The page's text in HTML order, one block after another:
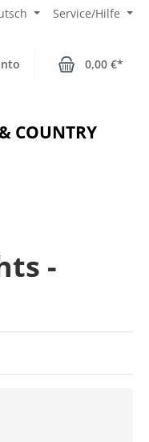
Service/Hilfe
0,00 €*
COUNTRY
-